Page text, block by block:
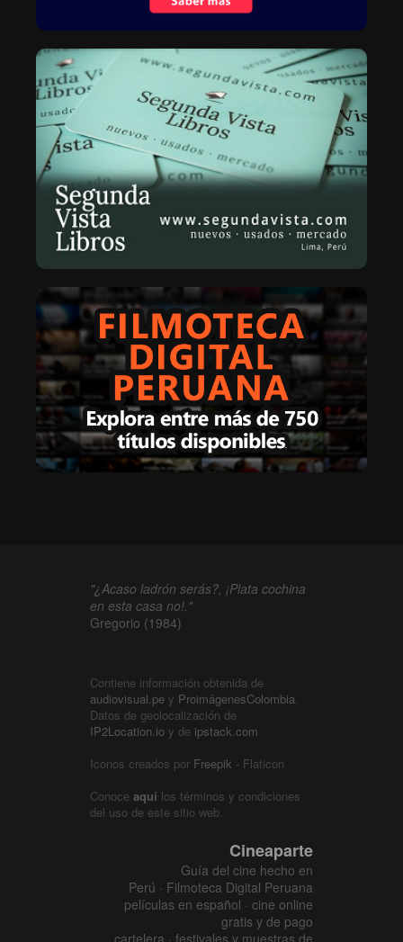
"¿Acaso ladrón serás?, ¡Plata cochina
en esta casa no!."
Gregorio (1984)
Contiene información obtenida de
audiovisual.pe y ProimágenesColombia.
Datos de geolocalización de
IP2Location.io y de ipstack.com
Iconos creados por Freepik - Flaticon
Conoce aquí los términos y condiciones
del uso de este sitio web.
Cineaparte
Guía del cine hecho en
Perú · Filmoteca Digital Peruana
películas en español · cine online
gratis y de pago